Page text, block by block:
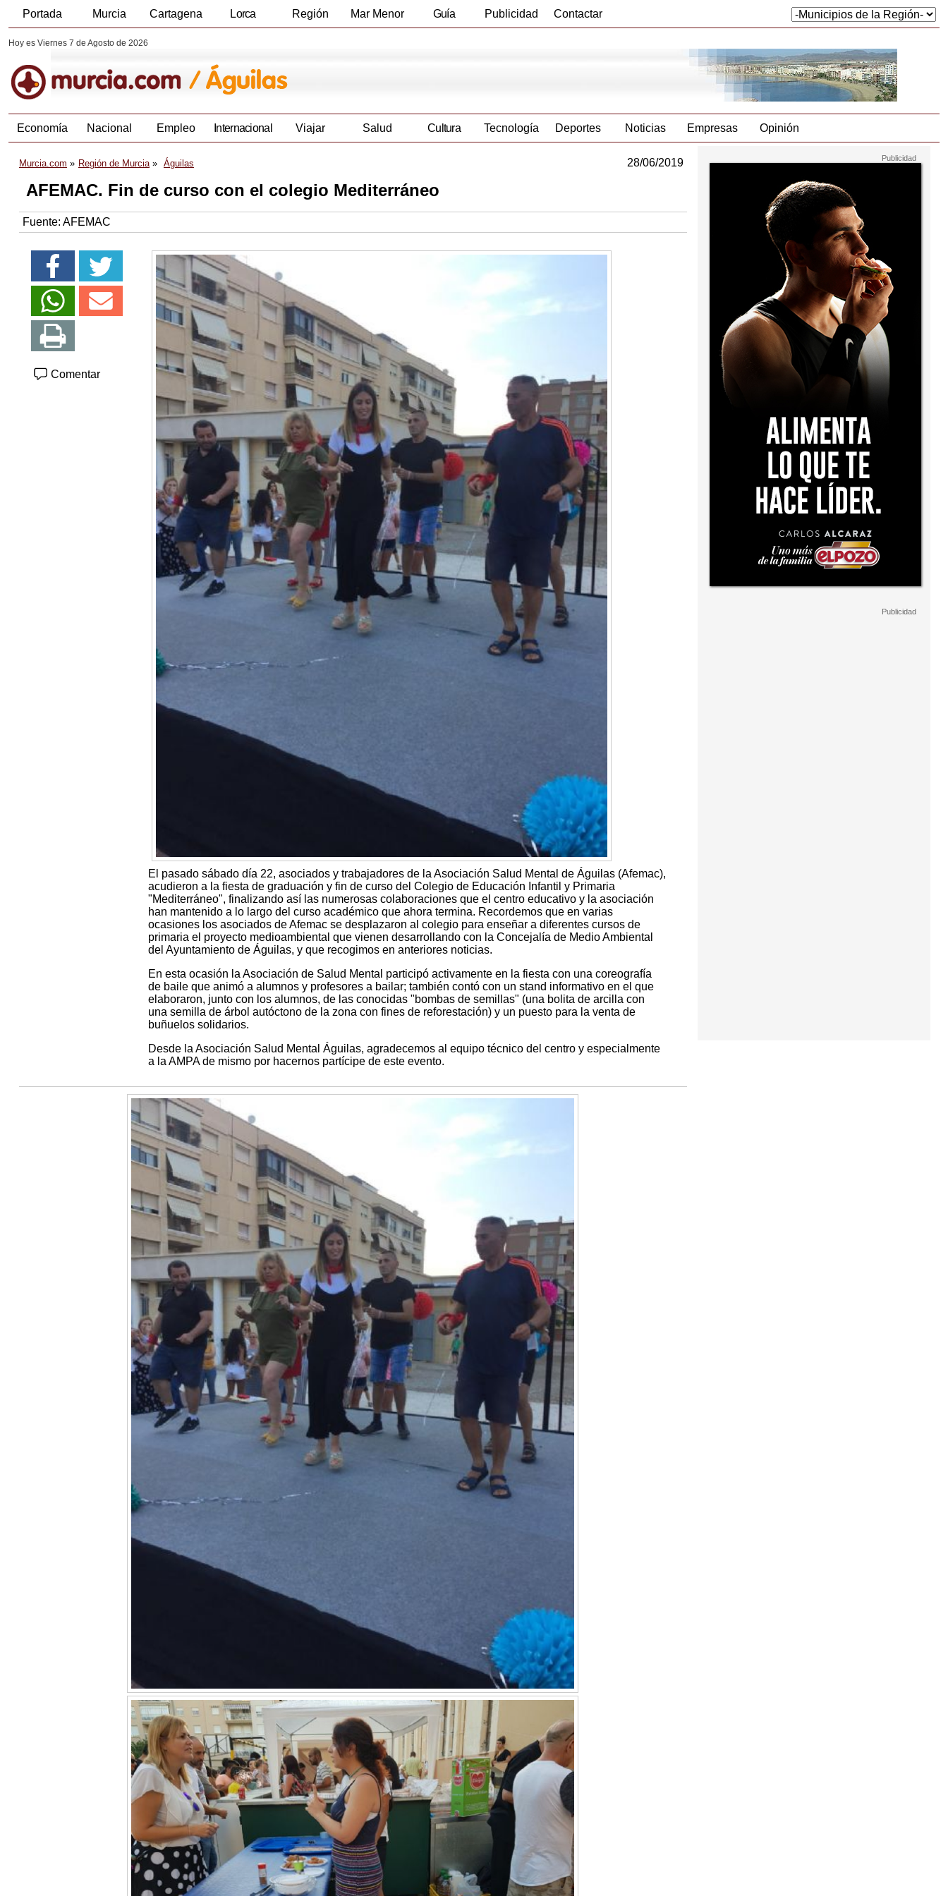
Portada Murcia Cartagena Lorca Región Mar Menor Guía Publicidad Contactar
Hoy es Viernes 7 de Agosto de 2026
Economía Nacional Empleo Internacional Viajar Salud Cultura Tecnología Deportes Noticias Empresas Opinión
Murcia.com Región de Murcia Águilas 28/06/2019
AFEMAC. Fin de curso con el colegio Mediterráneo
Fuente: AFEMAC
Comentar
El pasado sábado día 22, asociados y trabajadores de la Asociación Salud Mental de Águilas (Afemac),
acudieron a la fiesta de graduación y fin de curso del Colegio de Educación Infantil y Primaria
"Mediterráneo", finalizando así las numerosas colaboraciones que el centro educativo y la asociación
han mantenido a lo largo del curso académico que ahora termina. Recordemos que en varias
ocasiones los asociados de Afemac se desplazaron al colegio para enseñar a diferentes cursos de
primaria el proyecto medioambiental que vienen desarrollando con la Concejalía de Medio Ambiental
del Ayuntamiento de Águilas, y que recogimos en anteriores noticias.
En esta ocasión la Asociación de Salud Mental participó activamente en la fiesta con una coreografía
de baile que animó a alumnos y profesores a bailar; también contó con un stand informativo en el que
elaboraron, junto con los alumnos, de las conocidas "bombas de semillas" (una bolita de arcilla con
una semilla de árbol autóctono de la zona con fines de reforestación) y un puesto para la venta de
buñuelos solidarios.
Desde la Asociación Salud Mental Águilas, agradecemos al equipo técnico del centro y especialmente
a la AMPA de mismo por hacernos partícipe de este evento.